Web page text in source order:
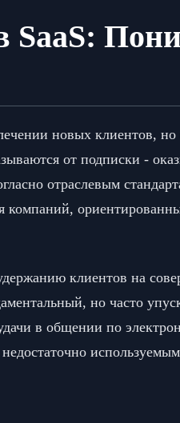
SaaS:
новых клиентов,
от подписки -
отраслевым
компаний,
клиентов на
но часто
в общении по